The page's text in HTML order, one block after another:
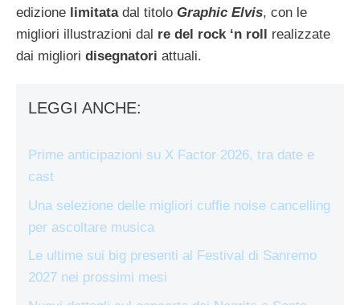
edizione limitata dal titolo Graphic Elvis, con le
migliori illustrazioni dal re del rock ‘n roll realizzate
dai migliori disegnatori attuali.
LEGGI ANCHE:
Prime anticipazioni su X Factor 2026, tra date e
cast
Una selezione delle migliori cuffie noise cancelling
per ascoltare musica
Le ultime sui big presenti al Festival di Sanremo
2027 nei prossimi mesi